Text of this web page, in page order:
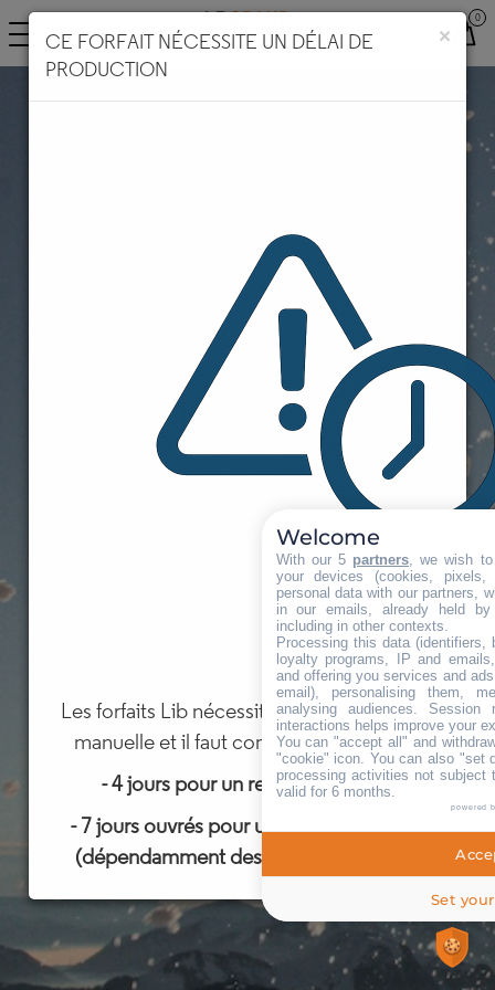
Plus d'infos sur le LIB dans la FAQ ci-dessous.
Votre compte LIB est indépendant de votre
compte pour les autres offres de forfaits du
Grand-Bornand.
Quand vous adhérez, vous créez donc un
nouveau compte uniquement destiné au suivi de
votre forfait LIB : vous pouvez bien entendu
créer les mêmes identifiant et mot de passe que
CHANGER DE LANGUE
EN
×
CE FORFAIT NÉCESSITE UN DÉLAI DE
PRODUCTION
Les forfaits Lib nécessitent une production
manuelle et il faut compter en général :
- 4 jours pour un retrait en station
- 7 jours ouvrés pour un envoi à domicile
(dépendamment des services postaux)
Welcome
With our 5 partners , we wish
your devices (cookies,
personal data with our partners,
in our emails, already held
including in other contexts.
Processing this data (identifiers,
loyalty programs, IP and
and offering you services and
email), personalising them,
analysing audiences.
interactions helps improve your
You can "accept all" and
"cookie" icon . You can also "set
processing activities not subject
valid for 6 months.
powered
Set